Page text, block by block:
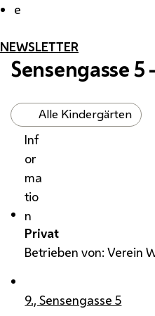
e
NEWSLETTER
Sensengasse 5
Alle Kindergärten
Inf
or
ma
tio
n
Privat
Betrieben von: Verein
9., Sensengasse 5